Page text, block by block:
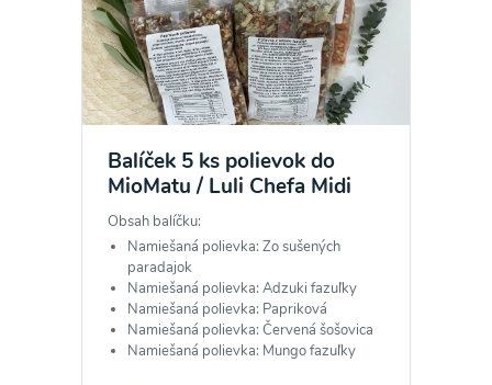
Balíček 5 ks polievok do
MioMatu / Luli Chefa Midi
Obsah balíčku:
Namiešaná polievka: Zo sušených
paradajok
Namiešaná polievka: Adzuki fazuľky
Namiešaná polievka: Papriková
Namiešaná polievka: Červená šošovica
Namiešaná polievka: Mungo fazuľky